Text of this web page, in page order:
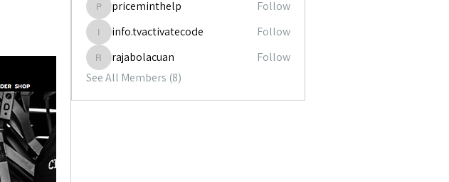
priceminthelp
priceminthelp Follow
info.tvactivatecode
info.tvactivatecode Follow
rajabolacuan
rajabolacuan
Follow
See All Members (8)